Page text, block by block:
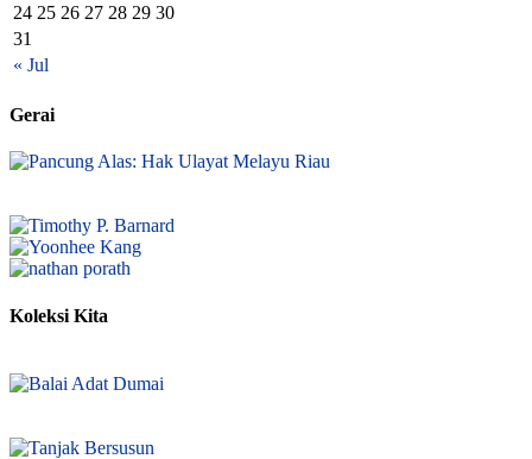
« Jul
24 25 26 27 28 29 30
31
Gerai
Koleksi Kita